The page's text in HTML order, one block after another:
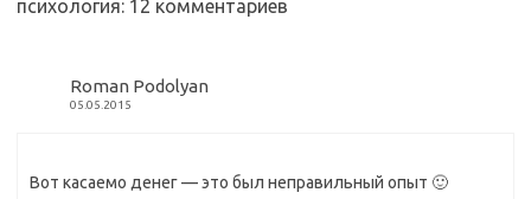
психология: 12 комментариев
Roman Podolyan
05.05.2015
Вот касаемо денег — это был неправильный опыт 🙂